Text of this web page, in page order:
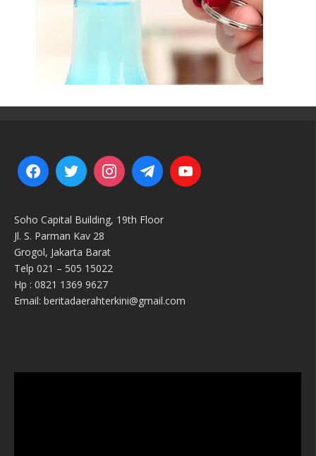
Soho Capital Building, 19th Floor
Jl. S. Parman Kav 28
Grogol, Jakarta Barat
Telp 021 – 505 15022
Hp : 0821 1369 9627
Email: beritadaerahterkini@gmail.com